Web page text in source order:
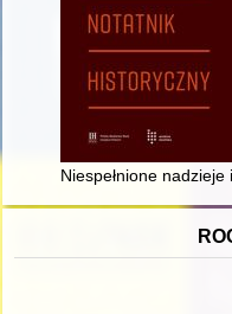
Niespełnione